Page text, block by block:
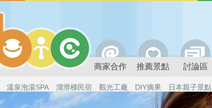
商家合作 推薦景點 討論區
溫泉泡湯SPA 溜滑梯民宿 觀光工廠 DIY摘果 日本親子景點